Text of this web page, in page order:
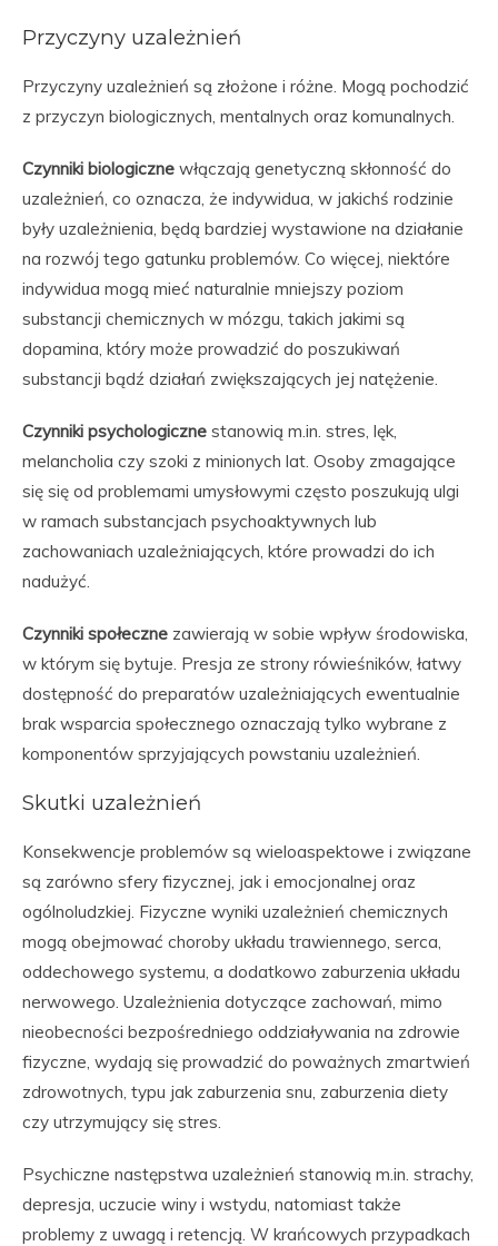
Przyczyny uzależnień
Przyczyny uzależnień są złożone i różne. Mogą pochodzić
z przyczyn biologicznych, mentalnych oraz komunalnych.
Czynniki biologiczne włączają genetyczną skłonność do
uzależnień, co oznacza, że indywidua, w jakichś rodzinie
były uzależnienia, będą bardziej wystawione na działanie
na rozwój tego gatunku problemów. Co więcej, niektóre
indywidua mogą mieć naturalnie mniejszy poziom
substancji chemicznych w mózgu, takich jakimi są
dopamina, który może prowadzić do poszukiwań
substancji bądź działań zwiększających jej natężenie.
Czynniki psychologiczne stanowią m.in. stres, lęk,
melancholia czy szoki z minionych lat. Osoby zmagające
się się od problemami umysłowymi często poszukują ulgi
w ramach substancjach psychoaktywnych lub
zachowaniach uzależniających, które prowadzi do ich
nadużyć.
Czynniki społeczne zawierają w sobie wpływ środowiska,
w którym się bytuje. Presja ze strony rówieśników, łatwy
dostępność do preparatów uzależniających ewentualnie
brak wsparcia społecznego oznaczają tylko wybrane z
komponentów sprzyjających powstaniu uzależnień.
Skutki uzależnień
Konsekwencje problemów są wieloaspektowe i związane
są zarówno sfery fizycznej, jak i emocjonalnej oraz
ogólnoludzkiej. Fizyczne wyniki uzależnień chemicznych
mogą obejmować choroby układu trawiennego, serca,
oddechowego systemu, a dodatkowo zaburzenia układu
nerwowego. Uzależnienia dotyczące zachowań, mimo
nieobecności bezpośredniego oddziaływania na zdrowie
fizyczne, wydają się prowadzić do poważnych zmartwień
zdrowotnych, typu jak zaburzenia snu, zaburzenia diety
czy utrzymujący się stres.
Psychiczne następstwa uzależnień stanowią m.in. strachy,
depresja, uczucie winy i wstydu, natomiast także
problemy z uwagą i retencją. W krańcowych przypadkach